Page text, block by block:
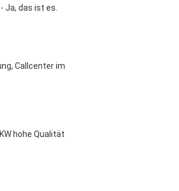
- Ja, das ist es.
Callcenter im
hohe Qualität